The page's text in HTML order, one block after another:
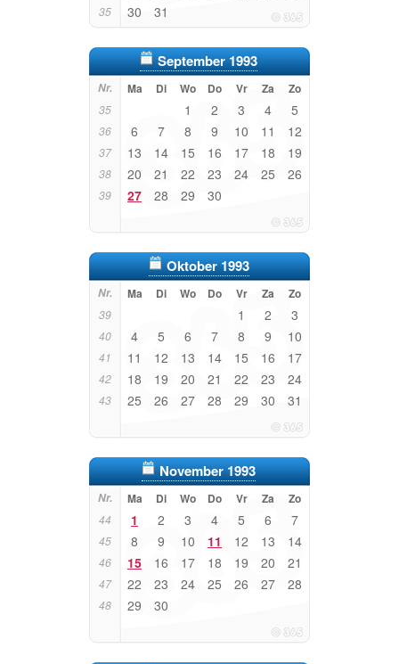
35 30 31
September 1993
Nr. Ma Di Wo Do Vr Za Zo
35 1 2 3 4 5
36 6 7 8 9 10 11 12
37 13 14 15 16 17 18 19
38 20 21 22 23 24 25 26
39 27 28 29 30
Oktober 1993
Nr. Ma Di Wo Do Vr Za Zo
39 1 2 3
40 4 5 6 7 8 9 10
41 11 12 13 14 15 16 17
42 18 19 20 21 22 23 24
43 25 26 27 28 29 30 31
November 1993
Nr. Ma Di Wo Do Vr Za Zo
44 1 2 3 4 5 6 7
45 8 9 10 11 12 13 14
46 15 16 17 18 19 20 21
47 22 23 24 25 26 27 28
48 29 30